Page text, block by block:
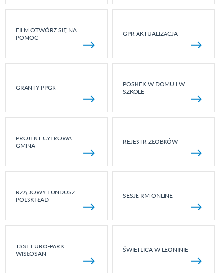
FILM OTWÓRZ SIĘ NA
POMOC
GPR AKTUALIZACJA
GRANTY PPGR
POSIŁEK W DOMU I W
SZKOLE
PROJEKT CYFROWA
GMINA
REJESTR ŻŁOBKÓW
RZĄDOWY FUNDUSZ
POLSKI ŁAD
SESJE RM ONLINE
TSSE EURO-PARK
WISŁOSAN
ŚWIETLICA W LEONINIE